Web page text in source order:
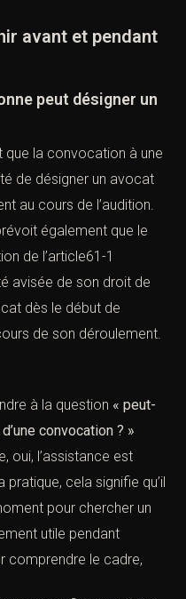
gendarmerie
peut désigner
la convocation à
de désigner un
au cours de
pénale prévoit
en application de
d’un avocat dès le
cours de son
à la question« peut-
convocation ? »
oui, l’assistance est